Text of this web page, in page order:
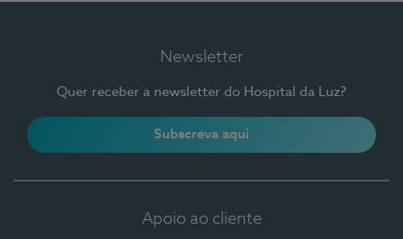
Newsletter
Quer receber a newsletter do Hospital da Luz?
Subscreva aqui
Apoio ao cliente